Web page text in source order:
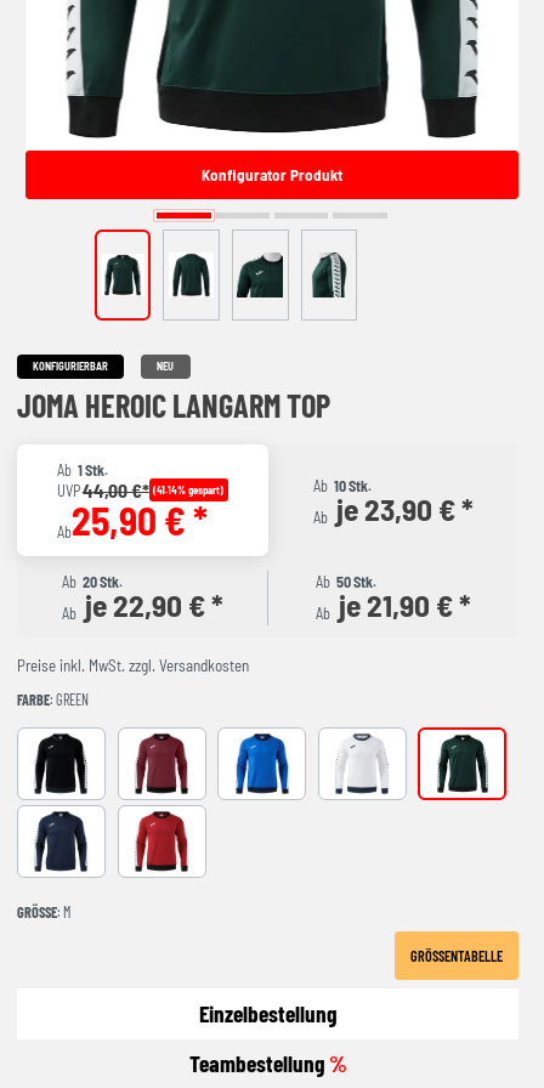
Konfigurator Produkt
KONFIGURIERBAR NEU
JOMA HEROIC LANGARM TOP
Ab 1 Stk.
UVP44,00 €* (41.14% gespart)
Ab25,90 € *
Ab 10 Stk.
Ab je 23,90 € *
Ab 20 Stk.
Ab je 22,90 € *
Ab 50 Stk.
Ab je 21,90 € *
Preise inkl. MwSt. zzgl. Versandkosten
FARBE: GREEN
BLACK-ANTHRACITEBURGUNDY ROYAL-NAVY WHITE-NAVY GREEN
NAVY RED-BLACK
GRÖSSE : M
GRÖSSENTABELLE
Einzelbestellung
Teambestellung%